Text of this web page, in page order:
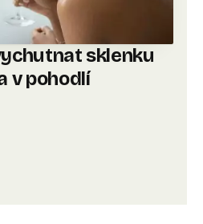
sklenku
v pohodlí